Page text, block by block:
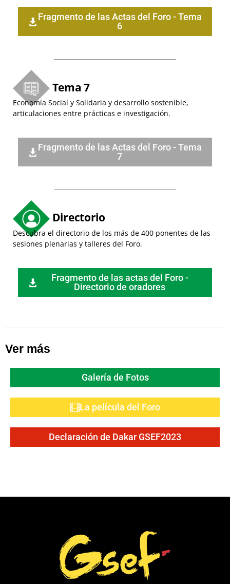
Fragmento de las Actas del Foro - Tema
6
Tema 7
Economía Social y Solidaria y desarrollo sostenible,
articulaciones entre prácticas e investigación.
Fragmento de las Actas del Foro - Tema
7
Directorio
Descubra el directorio de los más de 400 ponentes de las
sesiones plenarias y talleres del Foro.
Fragmento de las actas del Foro -
Directorio de oradores
Ver más
Galería de Fotos
La película del Foro
Declaración de Dakar GSEF2023